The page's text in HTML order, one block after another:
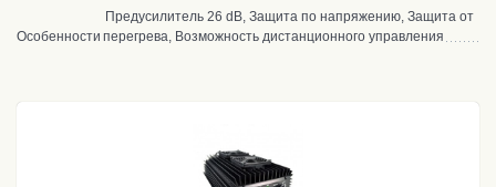
Особенности
Предусилитель 26 dB, Защита по напряжению, Защита от
перегрева, Возможность дистанционного управления